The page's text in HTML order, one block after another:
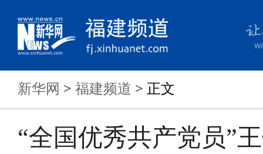
新华网 > 福建频道 > 正文
“全国优秀共产党员”